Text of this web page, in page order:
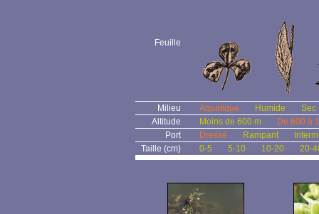
Feuille
Milieu Aquatique Humide
Sec
Altitude
Moins de 600 m
De 600 à
Port
Dressé Rampant
Taille (cm)
0-5 5-10 10-20 20-